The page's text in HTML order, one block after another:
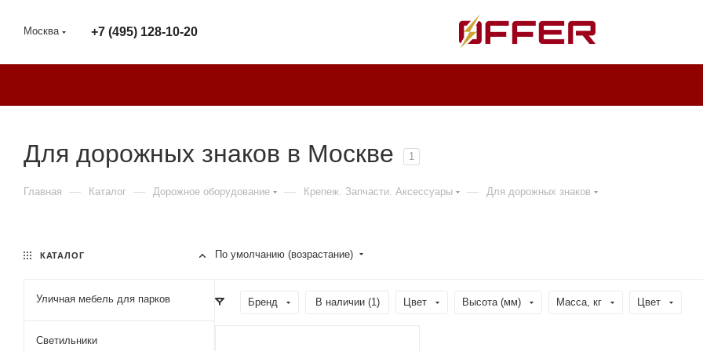
Москва +7 (495) 128-10-20
Для дорожных знаков в Москве 1
Главная — Каталог — Дорожное оборудование — Крепеж. Запчасти. Аксессуары — Для дорожных знаков
По умолчанию (возрастание)
Бренд В наличии (1) Цвет Высота (мм) Масса, кг Цвет
КАТАЛОГ
Уличная мебель для парков
Светильники